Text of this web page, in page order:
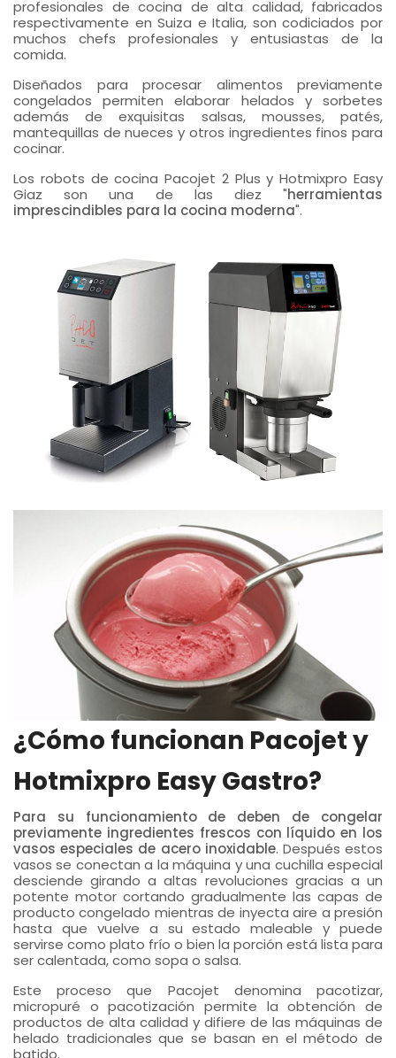
profesionales de cocina de alta calidad, fabricados
respectivamente en Suiza e Italia, son codiciados por
muchos chefs profesionales y entusiastas de la
comida.
Diseñados para procesar alimentos previamente
congelados permiten elaborar helados y sorbetes
además de exquisitas salsas, mousses, patés,
mantequillas de nueces y otros ingredientes finos para
cocinar.
Los robots de cocina Pacojet 2 Plus y Hotmixpro Easy
Giaz son una de las diez "herramientas
imprescindibles para la cocina moderna".
¿Cómo funcionan Pacojet y
Hotmixpro Easy Gastro?
Para su funcionamiento de deben de congelar
previamente ingredientes frescos con líquido en los
vasos especiales de acero inoxidable. Después estos
vasos se conectan a la máquina y una cuchilla especial
desciende girando a altas revoluciones gracias a un
potente motor cortando gradualmente las capas de
producto congelado mientras de inyecta aire a presión
hasta que vuelve a su estado maleable y puede
servirse como plato frío o bien la porción está lista para
ser calentada, como sopa o salsa.
Este proceso que Pacojet denomina pacotizar,
micropuré o pacotización permite la obtención de
productos de alta calidad y difiere de las máquinas de
helado tradicionales que se basan en el método de
batido.